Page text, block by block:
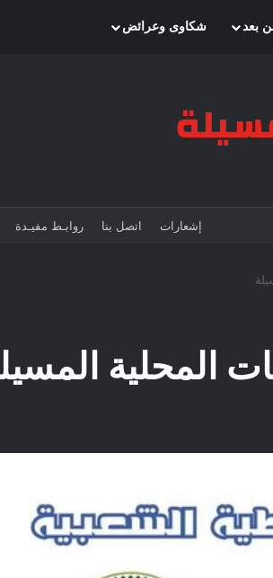
بعد شكاوى وعرائض
إشعارات اتصل بنا روابـط مفيـدة